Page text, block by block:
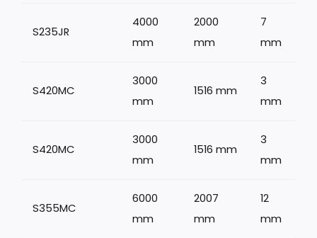
S235JR
4000
mm
2000
mm
7
mm
S420MC
3000
mm
1516 mm
3
mm
S420MC
3000
mm
1516 mm
3
mm
S355MC
6000
mm
2007
mm
12
mm